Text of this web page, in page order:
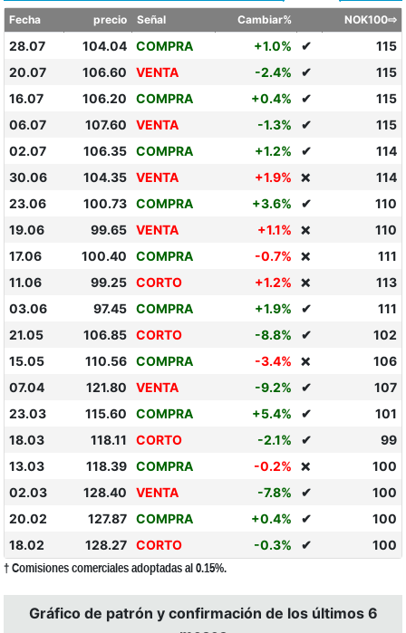
Fecha precio Señal Cambiar% NOK100⇨
28.07 104.04 COMPRA +1.0% ✔
115
20.07
106.60 VENTA -2.4% ✔
115
16.07
106.20 COMPRA +0.4% ✔
115
06.07
107.60 VENTA -1.3% ✔
115
02.07
106.35 COMPRA +1.2% ✔
114
30.06
104.35 VENTA +1.9% ❌
114
23.06
100.73 COMPRA +3.6% ✔
110
19.06
99.65 VENTA +1.1% ❌
110
17.06
100.40 COMPRA -0.7% ❌
111
11.06
99.25 CORTO +1.2% ❌
113
03.06
97.45 COMPRA +1.9% ✔
111
21.05
106.85 CORTO -8.8% ✔
102
15.05
110.56 COMPRA -3.4% ❌
106
07.04
121.80 VENTA -9.2% ✔
107
23.03
115.60 COMPRA +5.4% ✔
101
18.03
118.11 CORTO -2.1% ✔
99
13.03
118.39 COMPRA -0.2% ❌
100
02.03
128.40 VENTA -7.8% ✔
100
20.02
127.87 COMPRA +0.4% ✔
100
18.02
128.27 CORTO -0.3% ✔ 100
† Comisiones comerciales adoptadas al 0.15%.
Gráfico de patrón y confirmación de los últimos 6